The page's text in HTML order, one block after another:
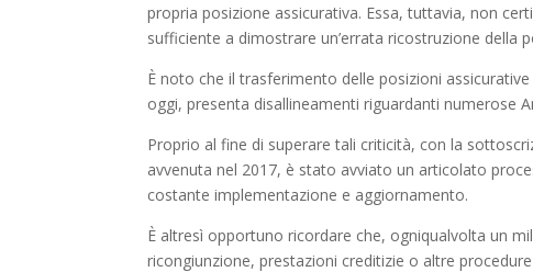
propria posizione assicurativa. Essa, tuttavia, non
sufficiente a dimostrare un’errata ricostruzione della
È noto che il trasferimento delle posizioni
oggi, presenta disallineamenti riguardanti numerose
Proprio al fine di superare tali criticità, con la
avvenuta nel 2017, è stato avviato un articolato
costante implementazione e aggiornamento.
È altresì opportuno ricordare che, ogniqualvolta un
ricongiunzione, prestazioni creditizie o altre